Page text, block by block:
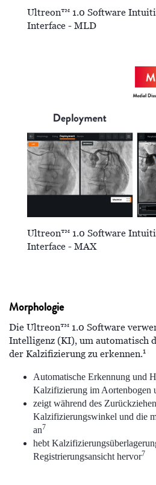
Ultreon™ 1.0 Software
Interface - MLD
Ultreon™ 1.0 Software
Interface - MAX
Morphologie
Die Ultreon™ 1.0 Software
Intelligenz (KI), um automatisch
der Kalzifizierung zu erkennen.1
Automatische Erkennung und
Kalzifizierung im Aortenbogen
zeigt während des
Kalzifizierungswinkel und die
an7
hebt
Registrierungsansicht hervor7